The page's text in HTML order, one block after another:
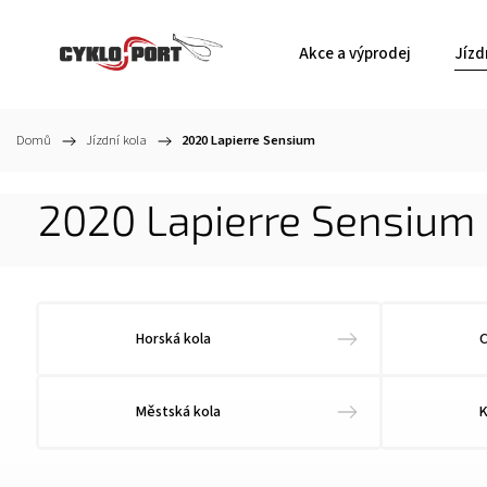
Akce a výprodej
Domů / Jízdní kola / 2020 Lapierre Sensium
2020 Lapierre Sensium
Horská kola
Městská kola